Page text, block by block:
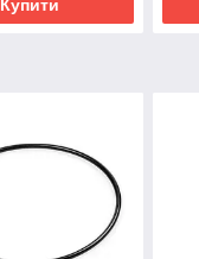
Купити